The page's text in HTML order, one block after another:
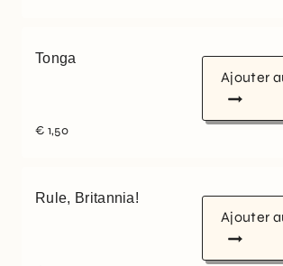
Tonga
€ 1,50
Ajouter
Rule, Britannia!
Ajouter